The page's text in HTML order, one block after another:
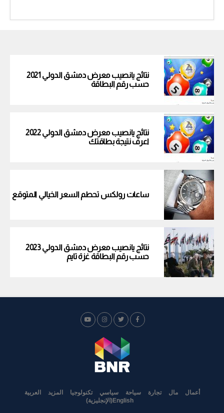
نتائج يانصيب معرض دمشق الدولي 2021
حسب رقم البطاقة
نتائج يانصيب معرض دمشق الدولي 2022
اعرف نتيجة بطاقتك
ساعات رولكس تحطم السعر الخيالي المتوقع
نتائج يانصيب معرض دمشق الدولي 2023
حسب رقم البطاقة غزة تايم
أعمال مال تجارة سياحة سياسي تكنولوجيا المزيد
العربية
English
(الإنجليزية)